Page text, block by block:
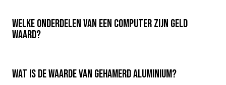
Welke onderdelen van een computer zijn geld
waard?
Wat is de waarde van gehamerd aluminium?